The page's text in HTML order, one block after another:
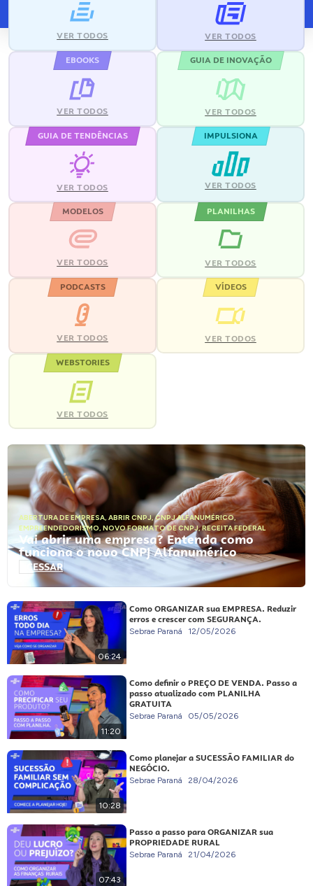
VER TODOS VER TODOS
EBOOKS
VER TODOS
GUIA DE INOVAÇÃO
VER TODOS
GUIA DE TENDÊNCIAS
VER TODOS
IMPULSIONA
VER TODOS
MODELOS
VER TODOS
PLANILHAS
VER TODOS
PODCASTS
VER TODOS
VÍDEOS
VER TODOS
WEBSTORIES
VER TODOS
ABERTURA DE EMPRESA, ABRIR CNPJ,CNPJ ALFANUMÉRICO,
EMPREENDEDORISMO, NOVO FORMATO DE CNPJ,RECEITA FEDERAL
Vai abrir uma empresa? Entenda como
funciona o novo CNPJ Alfanumérico
ACESSAR
06:24
Como ORGANIZAR sua EMPRESA. Reduzir
erros e crescer com SEGURANÇA.
Sebrae Paraná 12/05/2026
11:20
Como definir o PREÇO DE VENDA. Passo a
passo atualizado com PLANILHA
GRATUITA
Sebrae Paraná 05/05/2026
10:28
Como planejar a SUCESSÃO FAMILIAR do
NEGÓCIO.
Sebrae Paraná 28/04/2026
07:43
Passo a passo para ORGANIZAR sua
PROPRIEDADE RURAL
Sebrae Paraná 21/04/2026